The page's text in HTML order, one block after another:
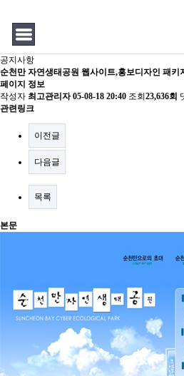
공지사항
순천만 자연생태공원 웹사이트,홍보디자인 패키
페이지 정보
작성자 최고관리자 05-08-18 20:40 조회 23,636회
관련링크
이전글
다음글
목록
본문